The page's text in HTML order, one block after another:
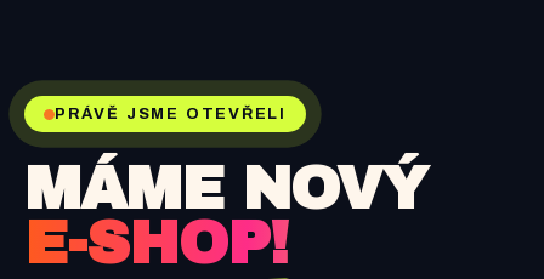
PRÁVĚ JSME OTEVŘELI
MÁME NOVÝ
E-SHOP!